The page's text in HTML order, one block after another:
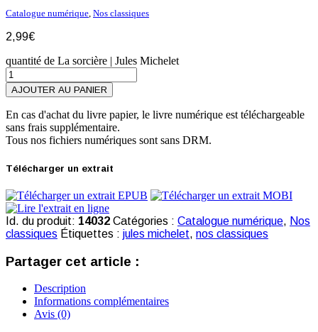
Catalogue numérique, Nos classiques
2,99€
quantité de La sorcière | Jules Michelet
AJOUTER AU PANIER
En cas d'achat du livre papier, le livre numérique est téléchargeable
sans frais supplémentaire.
Tous nos fichiers numériques sont sans DRM.
Télécharger un extrait
Id. du produit: 14032 Catégories : Catalogue numérique, Nos
classiques Étiquettes : jules michelet, nos classiques
Partager cet article :
Description
Informations complémentaires
Avis (0)